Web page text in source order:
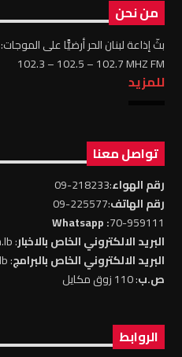
من نحن
بثّ إذاعة لبنان الحر أرضيًّا على الموجات:
102.3 – 102.5 – 102.7 MHZ FM
للمزيد
تواصل معنا
رقم الهواء:218233-09
رقم الهاتف:225577-09
70-959111
: Whatsapp
البريد الالكتروني الخاص بالاخبار: news@rll.com.lb
البريد الالكتروني الخاص بالبرامج: info@rll.com.lb
ص.ب: 110 زوق مكايل
الروابط